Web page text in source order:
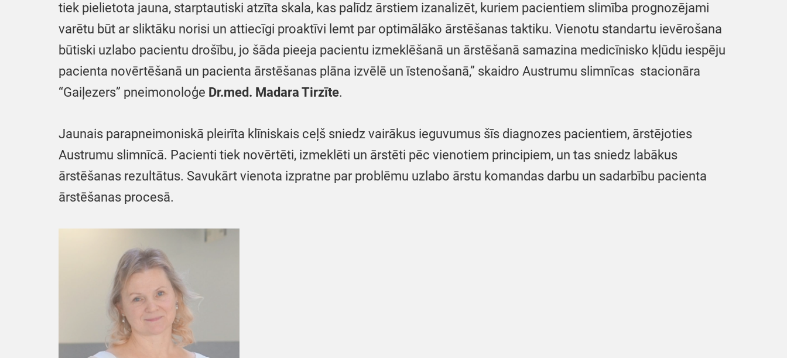
tiek pielietota jauna, starptautiski atzīta skala, kas palīdz ārstiem izanalizēt, kuriem pacientiem slimība prognozējami
varētu būt ar sliktāku norisi un attiecīgi proaktīvi lemt par optimālāko ārstēšanas taktiku. Vienotu standartu ievērošana
būtiski uzlabo pacientu drošību, jo šāda pieeja pacientu izmeklēšanā un ārstēšanā samazina medicīnisko kļūdu iespēju
pacienta novērtēšanā un pacienta ārstēšanas plāna izvēlē un īstenošanā,” skaidro Austrumu slimnīcas stacionāra
“Gaiļezers” pneimonoloģe Dr.med. Madara Tirzīte.
Jaunais parapneimoniskā pleirīta klīniskais ceļš sniedz vairākus ieguvumus šīs diagnozes pacientiem, ārstējoties
Austrumu slimnīcā. Pacienti tiek novērtēti, izmeklēti un ārstēti pēc vienotiem principiem, un tas sniedz labākus
ārstēšanas rezultātus. Savukārt vienota izpratne par problēmu uzlabo ārstu komandas darbu un sadarbību pacienta
ārstēšanas procesā.